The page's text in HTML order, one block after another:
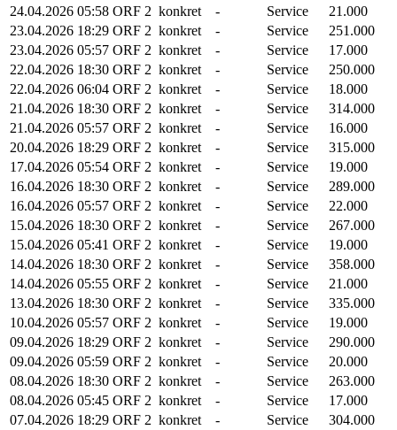
24.04.2026 05:58 ORF 2 konkret - Service
21.000
23.04.2026 18:29 ORF 2 konkret - Service
251.000
23.04.2026 05:57 ORF 2 konkret - Service
17.000
22.04.2026 18:30 ORF 2 konkret - Service
250.000
22.04.2026 06:04 ORF 2 konkret - Service
18.000
21.04.2026 18:30 ORF 2 konkret - Service
314.000
21.04.2026 05:57 ORF 2 konkret - Service
16.000
20.04.2026 18:29 ORF 2 konkret - Service
315.000
17.04.2026 05:54 ORF 2 konkret - Service
19.000
16.04.2026 18:30 ORF 2 konkret - Service
289.000
16.04.2026 05:57 ORF 2 konkret - Service
22.000
15.04.2026 18:30 ORF 2 konkret - Service
267.000
15.04.2026 05:41 ORF 2 konkret - Service
19.000
14.04.2026 18:30 ORF 2 konkret - Service
358.000
14.04.2026 05:55 ORF 2 konkret - Service
21.000
13.04.2026 18:30 ORF 2 konkret - Service
335.000
10.04.2026 05:57 ORF 2 konkret - Service
19.000
09.04.2026 18:29 ORF 2 konkret - Service
290.000
09.04.2026 05:59 ORF 2 konkret - Service
20.000
08.04.2026 18:30 ORF 2 konkret - Service
263.000
08.04.2026 05:45 ORF 2 konkret - Service
17.000
07.04.2026 18:29 ORF 2 konkret - Service
304.000